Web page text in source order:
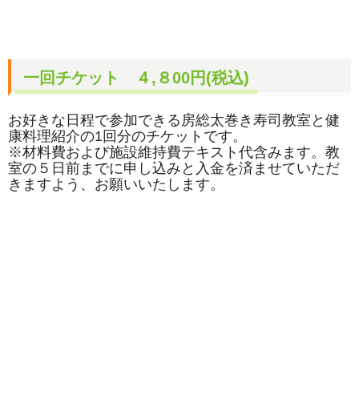
一回チケット ４,８00円(税込)
お好きな日程で参加できる房総太巻き寿司教室と健
康料理紹介の1回分のチケットです。
※材料費および施設維持費テキスト代含みます。教
室の５日前までに申し込みと入金を済ませていただ
きますよう、お願いいたします。